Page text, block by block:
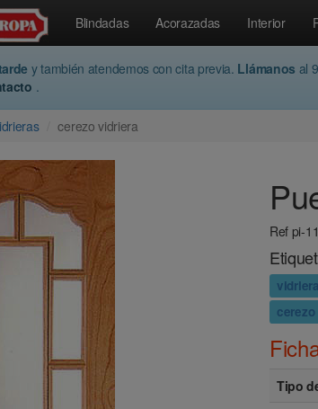
Blindadas Acorazadas Interior
y también atendemos con cita previa. Llámanos al
.
cerezo vidriera
Ref pi-11
cerezo
Tipo